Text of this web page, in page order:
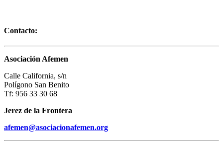
Contacto:
Asociación Afemen
Calle California, s/n
Polígono San Benito
Tf: 956 33 30 68
Jerez de la Frontera
afemen@asociacionafemen.org